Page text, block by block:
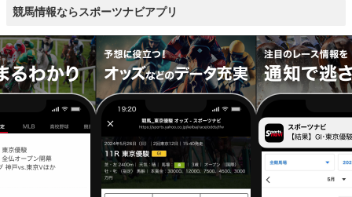
競馬情報ならスポーツナビアプリ